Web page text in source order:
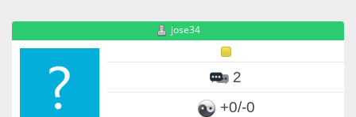
jose34
2
+0/-0